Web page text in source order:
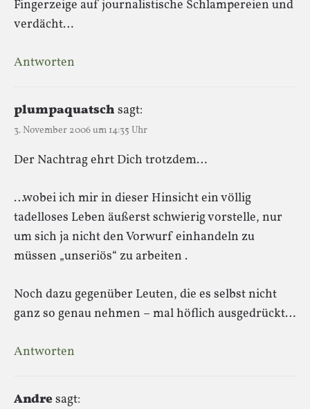
Fingerzeige auf journalistische Schlampereien und
verdächt…
Antworten
plumpaquatsch sagt:
3. November 2006 um 14:35 Uhr
Der Nachtrag ehrt Dich trotzdem…
…wobei ich mir in dieser Hinsicht ein völlig
tadelloses Leben äußerst schwierig vorstelle, nur
um sich ja nicht den Vorwurf einhandeln zu
müssen „unseriös“ zu arbeiten .
Noch dazu gegenüber Leuten, die es selbst nicht
ganz so genau nehmen – mal höflich ausgedrückt…
Antworten
Andresagt: